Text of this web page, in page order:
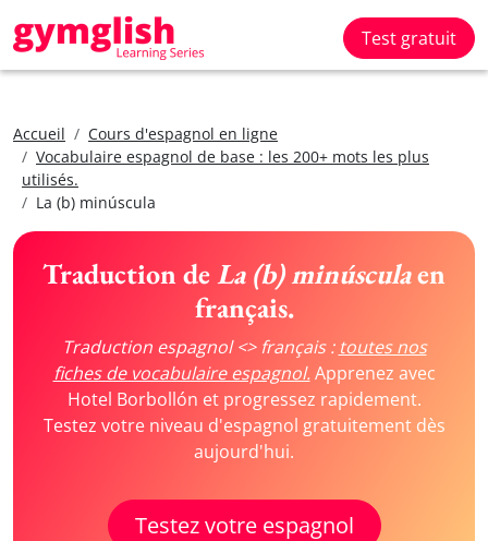
Test gratuit
Accueil
Cours d'espagnol en ligne
Vocabulaire espagnol de base : les 200+ mots les plus
utilisés.
La (b) minúscula
Traduction deLa (b) minúsculaen
français.
Traduction espagnol <> français : toutes nos
fiches de vocabulaire espagnol.Apprenez avec
Hotel Borbollón et progressez rapidement.
Testez votre niveau d'espagnol gratuitement dès
aujourd'hui.
Testez votre espagnol